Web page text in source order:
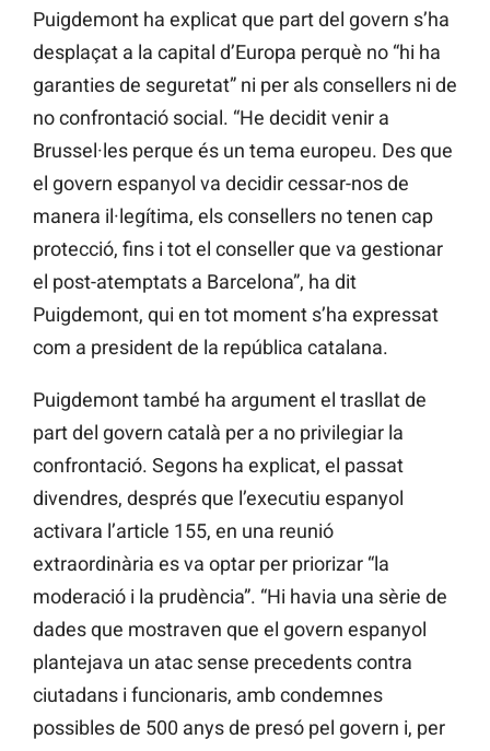
Puigdemont ha explicat que part del govern s’ha
desplaçat a la capital d’Europa perquè no “hi ha
garanties de seguretat” ni per als consellers ni de
no confrontació social. “He decidit venir a
Brussel·les perque és un tema europeu. Des que
el govern espanyol va decidir cessar-nos de
manera il·legítima, els consellers no tenen cap
protecció, fins i tot el conseller que va gestionar
el post-atemptats a Barcelona”, ha dit
Puigdemont, qui en tot moment s’ha expressat
com a president de la república catalana.
Puigdemont també ha argument el trasllat de
part del govern català per a no privilegiar la
confrontació. Segons ha explicat, el passat
divendres, després que l’executiu espanyol
activara l’article 155, en una reunió
extraordinària es va optar per priorizar “la
moderació i la prudència”. “Hi havia una sèrie de
dades que mostraven que el govern espanyol
plantejava un atac sense precedents contra
ciutadans i funcionaris, amb condemnes
possibles de 500 anys de presó pel govern i, per